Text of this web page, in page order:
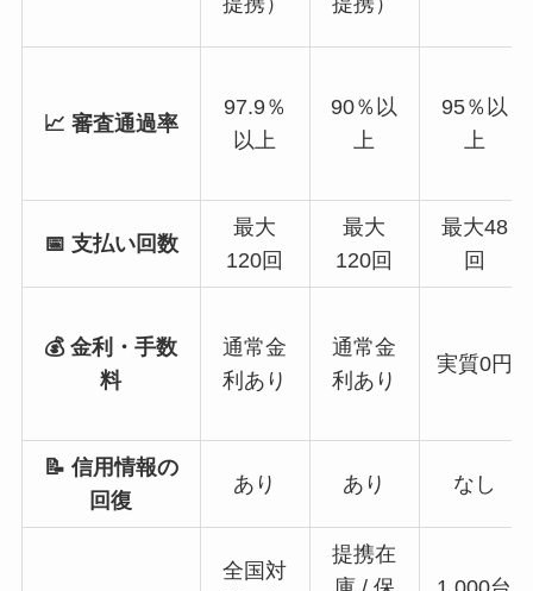
📈 審査通過率
97.9％
以上
90％以
上
95％以
上
📅 支払い回数
最大
120回
最大
120回
最大48
回
💰 金利・手数
料
通常金
利あり
通常金
利あり
実質0円
📝 信用情報の
回復
あり あり なし
全国対
提携在